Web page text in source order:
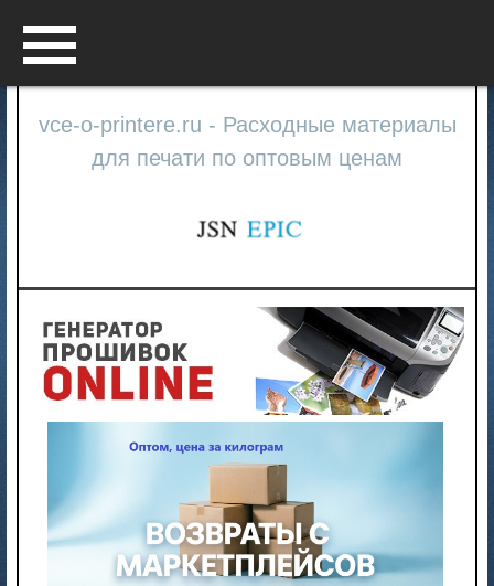
vce-o-printere.ru - Расходные материалы
для печати по оптовым ценам